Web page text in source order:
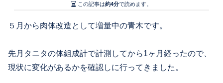
この記事は約4分で読めます。
５月から肉体改造として増量中の青木です。
先月タニタの体組成計で計測してから1ヶ月経ったので、
現状に変化があるかを確認しに行ってきました。